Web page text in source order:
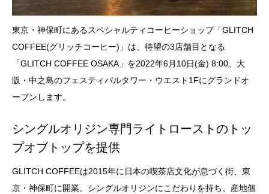
東京・神保町にあるスペシャルティコーヒーショップ「GLITCH
COFFEE(グリッチコーヒー)」は、待望の3店舗目となる
「GLITCH COFFEE OSAKA」を2022年6月10日(金) 8:00、大
阪・中之島のフェスティバルタワー・ウエスト1Fにグランドオ
ープンします。
シングルオリジン専門ライトローストのトッ
プオブトップを提供
GLITCH COFFEEは2015年に日本の喫茶店文化が息づく街、東
京・神保町に開業。シングルオリジンにこだわりを持ち、産地個